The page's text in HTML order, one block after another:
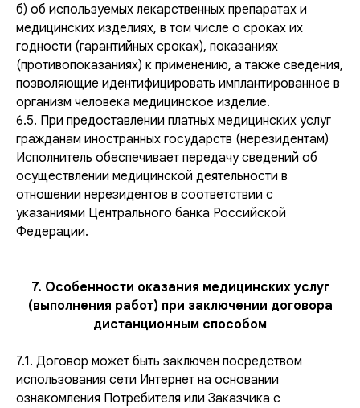
б) об используемых лекарственных препаратах и
медицинских изделиях, в том числе о сроках их
годности (гарантийных сроках), показаниях
(противопоказаниях) к применению, а также сведения,
позволяющие идентифицировать имплантированное в
организм человека медицинское изделие.
6.5. При предоставлении платных медицинских услуг
гражданам иностранных государств (нерезидентам)
Исполнитель обеспечивает передачу сведений об
осуществлении медицинской деятельности в
отношении нерезидентов в соответствии с
указаниями Центрального банка Российской
Федерации.
7. Особенности оказания медицинских услуг
(выполнения работ) при заключении договора
дистанционным способом
7.1. Договор может быть заключен посредством
использования сети Интернет на основании
ознакомления Потребителя или Заказчика с